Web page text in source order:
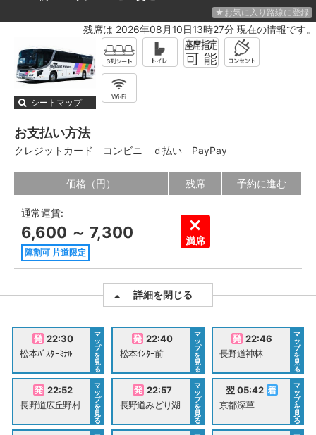
★お気に入り路線に登録
残席は 2026年08月10日13時27分 現在の情報です。
シートマップ
お支払い方法
クレジットカード コンビニ ｄ払い PayPay
価格（円） 残席 予約に進む
通常運賃:
6,600 ～ 7,300
障割可 片道限定
満席
詳細を閉じる
22:30
松本ﾊﾞｽﾀｰﾐﾅﾙ
マ
ッ
プ
を
見
る
22:40
松本ｲﾝﾀｰ前
マ
ッ
プ
を
見
る
22:46
長野道神林
マ
ッ
プ
を
見
る
22:52
長野道広丘野村
マ
ッ
プ
を
見
る
22:57
長野道みどり湖
マ
ッ
プ
を
見
る
翌 05:42
京都深草
マ
ッ
プ
を
見
る